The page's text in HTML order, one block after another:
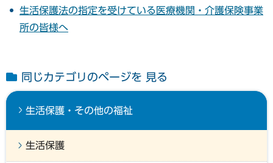
生活保護法の指定を受けている医療機関・介護保険事業
所の皆様へ
同じカテゴリのページを 見る
生活保護・その他の福祉
生活保護